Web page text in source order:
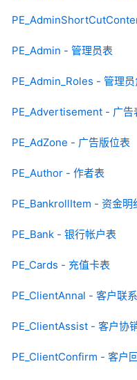
PE_Admin - 管理员表
PE_Admin_Roles - 管理员
PE_Advertisement - 广告
PE_AdZone - 广告版位表
PE_Author - 作者表
PE_BankrollItem - 资金明
PE_Bank - 银行帐户表
PE_Cards - 充值卡表
PE_ClientAnnal - 客户联
PE_ClientAssist - 客户协
PE_ClientConfirm - 客户